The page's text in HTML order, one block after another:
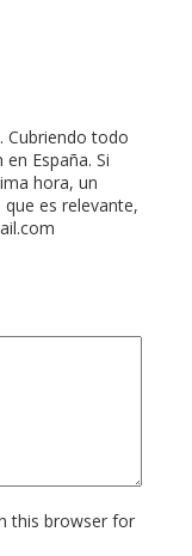
Cubriendo todo
España. Si
hora, un
es relevante,
this browser for